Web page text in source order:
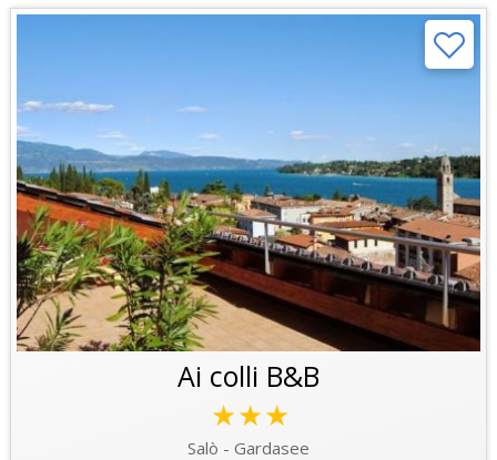
Ai colli B&B
★★★
Salò - Gardasee